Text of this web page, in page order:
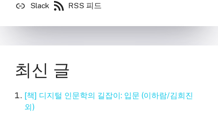
Slack RSS 피드
최신 글
[책] 디지털 인문학의 길잡이: 입문 (이하람/김희진
외)